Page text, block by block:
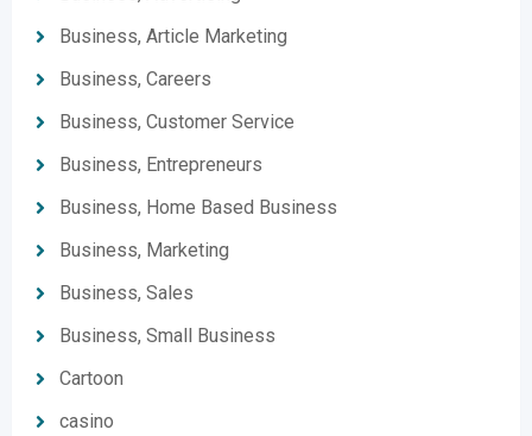
Business, Article Marketing
Business, Careers
Business, Customer Service
Business, Entrepreneurs
Business, Home Based Business
Business, Marketing
Business, Sales
Business, Small Business
Cartoon
casino